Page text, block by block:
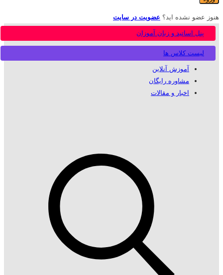
هنوز عضو نشده اید؟ عضویت در سایت
لیست کلاس ها
پنل اساتید و زبان آموزان
آموزش آنلاین
مشاوره رایگان
اخبار و مقالات